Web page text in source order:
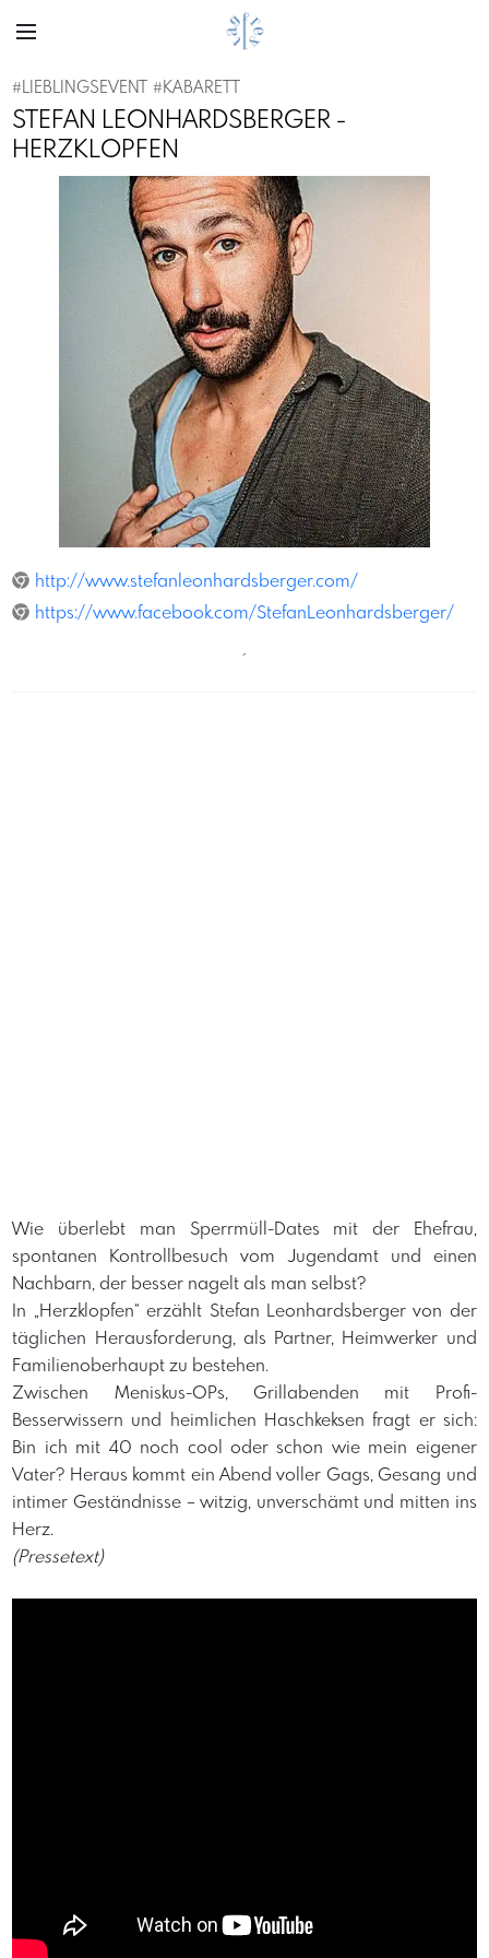
#LIEBLINGSEVENT #KABARETT
STEFAN LEONHARDSBERGER -
HERZKLOPFEN
Previous
http://www.stefanleonhardsberger.com/
https://www.facebook.com/StefanLeonhardsberger/
´
​Wie überlebt man Sperrmüll-Dates mit der Ehefrau,
spontanen Kontrollbesuch vom Jugendamt und einen
Nachbarn, der besser nagelt als man selbst?
​In „Herzklopfen“ erzählt Stefan Leonhardsberger von der
täglichen Herausforderung, als Partner, Heimwerker und
Familienoberhaupt zu bestehen.
​Zwischen Meniskus-OPs, Grillabenden mit Profi-
Besserwissern und heimlichen Haschkeksen fragt er sich:
Bin ich mit 40 noch cool oder schon wie mein eigener
Vater? Heraus kommt ein Abend voller Gags, Gesang und
intimer Geständnisse – witzig, unverschämt und mitten ins
Herz.
(Pressetext)